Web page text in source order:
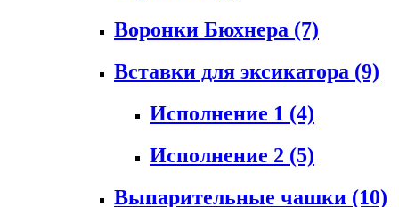
Воронки Бюхнера (7)
Вставки для эксикатора (9)
Исполнение 1 (4)
Исполнение 2 (5)
Выпарительные чашки (10)